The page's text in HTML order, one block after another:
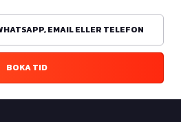
EMAIL ELLER TELEFON
BOKA TID